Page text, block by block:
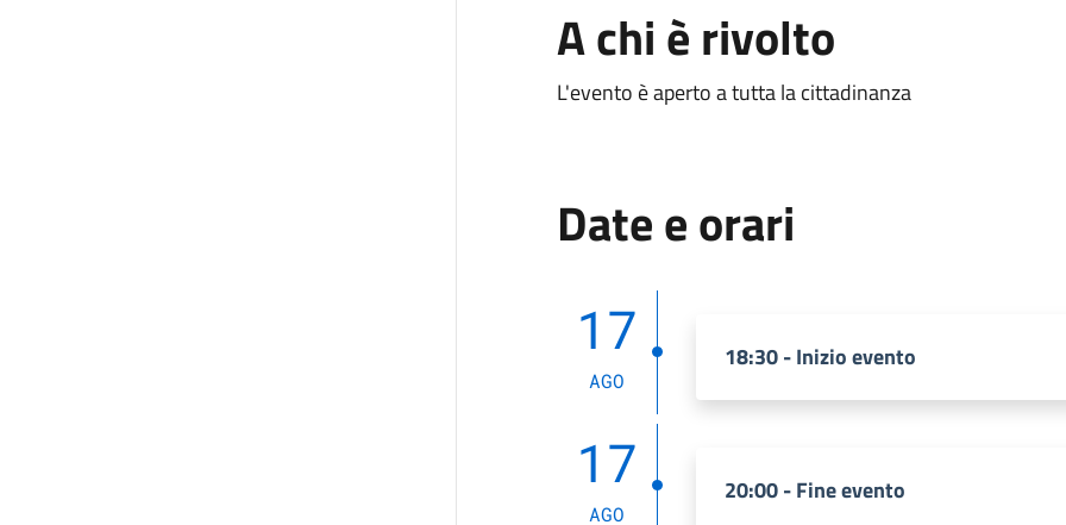
A chi è rivolto
L'evento è aperto a tutta la cittadinanza
Date e orari
17
AGO
18:30 - Inizio evento
17
AGO
20:00 - Fine evento